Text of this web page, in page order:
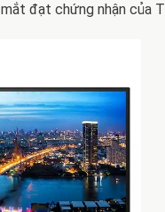
đạt chứng nhận của